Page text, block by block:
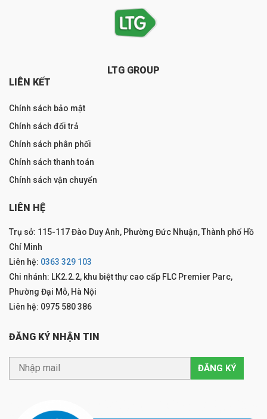
LTG GROUP
LIÊN KẾT
Chính sách bảo mật
Chính sách đổi trả
Chính sách phân phối
Chính sách thanh toán
Chính sách vận chuyển
LIÊN HỆ
Trụ sở: 115-117 Đào Duy Anh, Phường Đức Nhuận, Thành phố Hồ
Chí Minh
Liên hệ: 0363 329 103
Chi nhánh: LK2.2.2, khu biệt thự cao cấp FLC Premier Parc,
Phường Đại Mỗ, Hà Nội
Liên hệ: 0975 580 386
ĐĂNG KÝ NHẬN TIN